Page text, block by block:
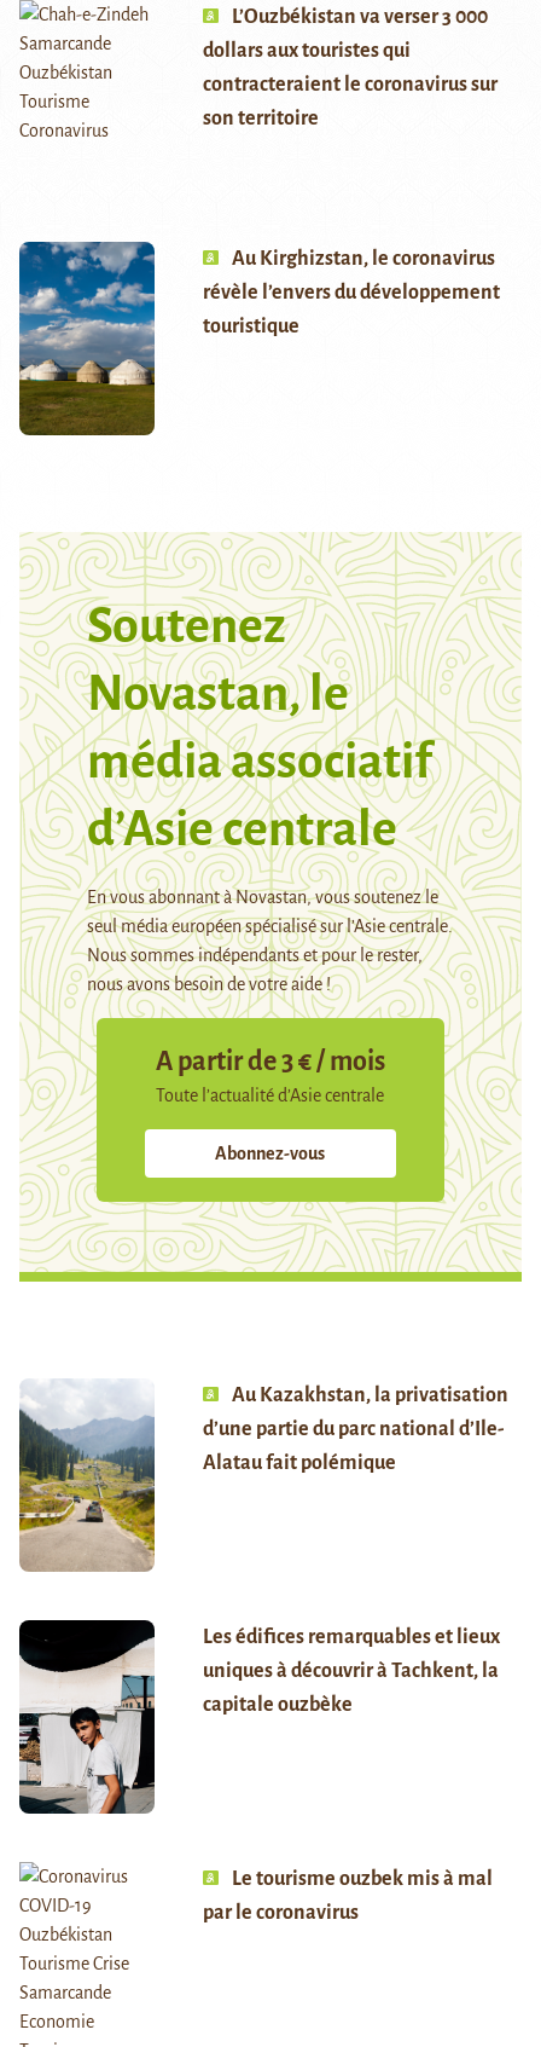
L’Ouzbékistan va verser 3 000
dollars aux touristes qui
contracteraient le coronavirus sur
son territoire
Au Kirghizstan, le coronavirus
révèle l’envers du développement
touristique
Soutenez
Novastan, le
média associatif
d’Asie centrale
En vous abonnant à Novastan, vous soutenez le
seul média européen spécialisé sur l’Asie centrale.
Nous sommes indépendants et pour le rester,
nous avons besoin de votre aide !
A partir de 3 € / mois
Toute l’actualité d’Asie centrale
Abonnez-vous
Au Kazakhstan, la privatisation
d’une partie du parc national d’Ile-
Alatau fait polémique
Les édifices remarquables et lieux
uniques à découvrir à Tachkent, la
capitale ouzbèke
Le tourisme ouzbek mis à mal
par le coronavirus